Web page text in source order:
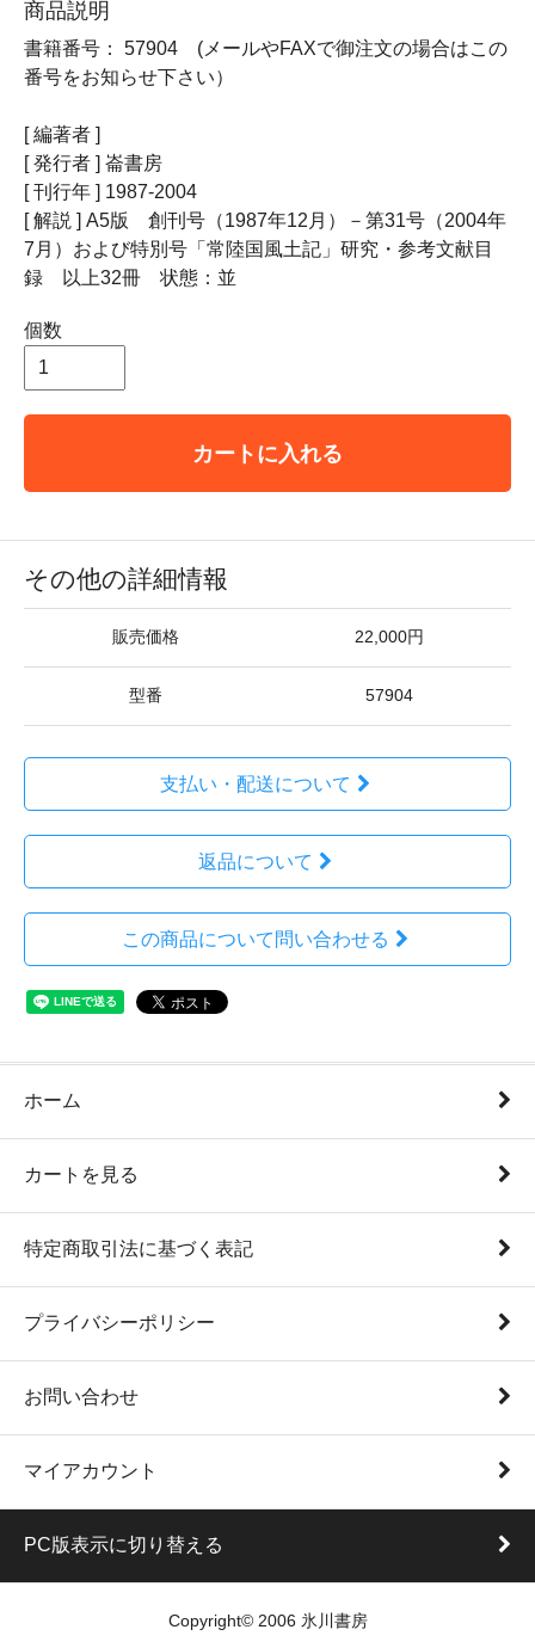
商品説明
書籍番号： 57904 (メールやFAXで御注文の場合はこの
番号をお知らせ下さい）
[ 編著者 ]
[ 発行者 ] 崙書房
[ 刊行年 ] 1987-2004
[ 解説 ] A5版 創刊号（1987年12月）－第31号（2004年
7月）および特別号「常陸国風土記」研究・参考文献目
録 以上32冊 状態：並
個数
カートに入れる
その他の詳細情報
販売価格 22,000円
型番 57904
支払い・配送について
返品について
この商品について問い合わせる
ホーム
カートを見る
特定商取引法に基づく表記
プライバシーポリシー
お問い合わせ
マイアカウント
PC版表示に切り替える
Copyright© 2006 氷川書房